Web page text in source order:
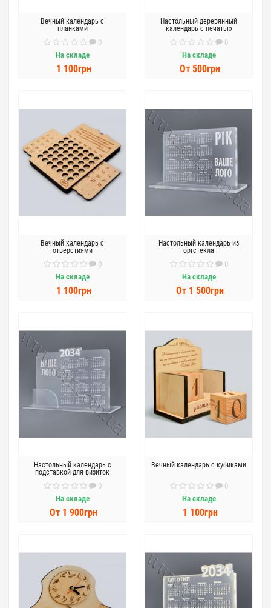
Вечный календарь с
планками
0
На складе
1 100грн
Настольный деревянный
календарь с печатью
0
На складе
От 500грн
Вечный календарь с
отверстиями
0
На складе
1 100грн
Настольный календарь из
оргстекла
0
На складе
От 1 500грн
Настольный календарь с
подставкой для визиток
0
На складе
От 1 900грн
Вечный календарь с кубиками
0
На складе
1 100грн